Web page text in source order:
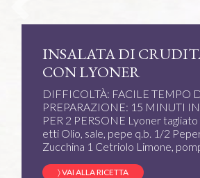
INSALATA DI
CON LYONER
DIFFICOLTÀ: FACILE TEMPO
PREPARAZIONE: 15 MINUTI
PER 2 PERSONE Lyoner
etti Olio, sale, pepe q.b. 1/2
Zucchina 1 Cetriolo Limone,
〉 VAI ALLA RICETTA